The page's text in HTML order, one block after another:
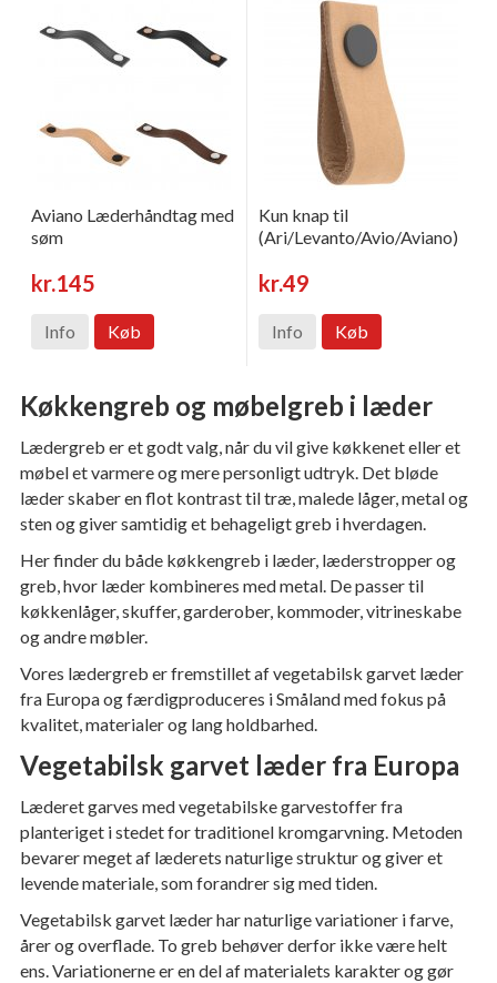
Aviano Læderhåndtag med
søm
kr.145
Info Køb
Kun knap til
(Ari/Levanto/Avio/Aviano)
kr.49
Info Køb
Køkkengreb og møbelgreb i læder
Lædergreb er et godt valg, når du vil give køkkenet eller et
møbel et varmere og mere personligt udtryk. Det bløde
læder skaber en flot kontrast til træ, malede låger, metal og
sten og giver samtidig et behageligt greb i hverdagen.
Her finder du både køkkengreb i læder, læderstropper og
greb, hvor læder kombineres med metal. De passer til
køkkenlåger, skuffer, garderober, kommoder, vitrineskabe
og andre møbler.
Vores lædergreb er fremstillet af vegetabilsk garvet læder
fra Europa og færdigproduceres i Småland med fokus på
kvalitet, materialer og lang holdbarhed.
Vegetabilsk garvet læder fra Europa
Læderet garves med vegetabilske garvestoffer fra
planteriget i stedet for traditionel kromgarvning. Metoden
bevarer meget af læderets naturlige struktur og giver et
levende materiale, som forandrer sig med tiden.
Vegetabilsk garvet læder har naturlige variationer i farve,
årer og overflade. To greb behøver derfor ikke være helt
ens. Variationerne er en del af materialets karakter og gør